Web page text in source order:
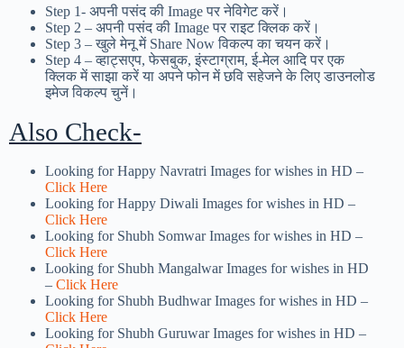
Step 1- अपनी पसंद की Image पर नेविगेट करें।
Step 2 – अपनी पसंद की Image पर राइट क्लिक करें।
Step 3 – खुले मेनू में Share Now विकल्प का चयन करें।
Step 4 – व्हाट्सएप, फेसबुक, इंस्टाग्राम, ई-मेल आदि पर एक
क्लिक में साझा करें या अपने फोन में छवि सहेजने के लिए डाउनलोड
इमेज विकल्प चुनें।
Also Check-
Looking for Happy Navratri Images for wishes in HD –
Click Here
Looking for Happy Diwali Images for wishes in HD –
Click Here
Looking for Shubh Somwar Images for wishes in HD –
Click Here
Looking for Shubh Mangalwar Images for wishes in HD
– Click Here
Looking for Shubh Budhwar Images for wishes in HD –
Click Here
Looking for Shubh Guruwar Images for wishes in HD –